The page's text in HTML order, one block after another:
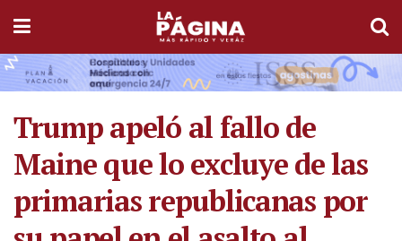
Trump apeló al fallo de
Maine que lo excluye de las
primarias republicanas por